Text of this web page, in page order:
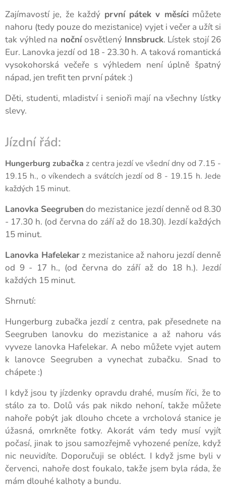
Zajímavostí je, že každý první pátek v měsícimůžete
nahoru (tedy pouze do mezistanice) vyjet i večer a užít si
tak výhled na nočníosvětlený Innsbruck. Lístek stojí 26
Eur. Lanovka jezdí od 18 - 23.30 h. A taková romantická
vysokohorská večeře s výhledem není úplně špatný
nápad, jen trefit ten první pátek :)
Děti, studenti, mladiství i senioři mají na všechny lístky
slevy.
Jízdní řád:
Hungerburg zubačka z centra jezdí ve všední dny od 7.15 -
19.15 h., o víkendech a svátcích jezdí od 8 - 19.15 h. Jede
každých 15 minut.
Lanovka Seegruben do mezistanice jezdí denně od 8.30
- 17.30 h. (od června do září až do 18.30). Jezdí každých
15 minut.
Lanovka Hafelekarz mezistanice až nahoru jezdí denně
od 9 - 17 h., (od června do září až do 18 h.). Jezdí
každých 15 minut.
Shrnutí:
Hungerburg zubačka jezdí z centra, pak přesednete na
Seegruben lanovku do mezistanice a až nahoru vás
vyveze lanovka Hafelekar. A nebo můžete vyjet autem
k lanovce Seegruben a vynechat zubačku. Snad to
chápete :)
I když jsou ty jízdenky opravdu drahé, musím říci, že to
stálo za to. Dolů vás pak nikdo nehoní, takže můžete
nahoře pobýt jak dlouho chcete a vrcholová stanice je
úžasná, omrkněte fotky. Akorát vám tedy musí vyjít
počasí, jinak to jsou samozřejmě vyhozené peníze, když
nic neuvidíte. Doporučuji se obléct. I když jsme byli v
červenci, nahoře dost foukalo, takže jsem byla ráda, že
mám dlouhé kalhoty a bundu.